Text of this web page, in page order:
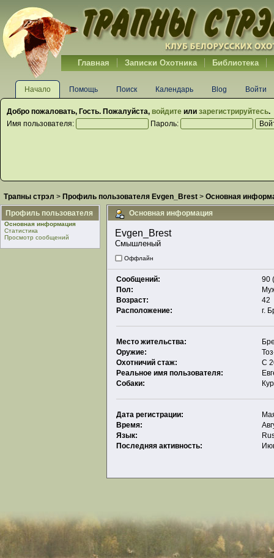
Главная Записки Охотника Библиотека
Начало Помощь Поиск Календарь Blog Войти
Добро пожаловать, Гость. Пожалуйста, войдите или зарегистрируйтесь.
Имя пользователя:
Пароль:
Трапны стрэл > Профиль пользователя Evgen_Brest > Основная
Профиль пользователя
Основная информация
Статистика
Просмотр сообщений
Основная информация
Evgen_Brest
Смышленый
Оффлайн
Сообщений:
90
Пол:
Возраст:
42
Расположение:
г.
Место жительства:
Оружие:
Охотничий стаж:
С
Реальное имя пользователя:
Собаки:
Дата регистрации:
Время:
Язык:
Последняя активность: